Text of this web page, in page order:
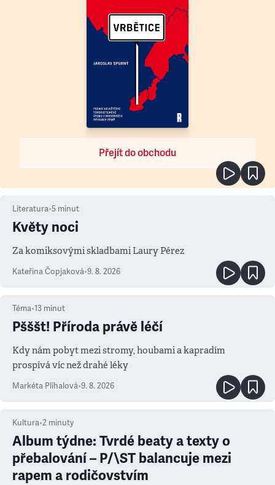
Přejít do obchodu
Literatura•5 minut
Květy noci
Za komiksovými skladbami Laury Pérez
Kateřina Čopjaková•9. 8. 2026
Téma•13 minut
Pšššt! Příroda právě léčí
Kdy nám pobyt mezi stromy, houbami a kapradím
prospívá víc než drahé léky
Markéta Plíhalová•9. 8. 2026
Kultura•2 minuty
Album týdne: Tvrdé beaty a texty o
přebalování – P/\ST balancuje mezi
rapem a rodičovstvím